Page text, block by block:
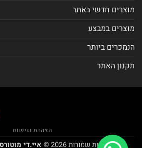
מוצרים חדשי באתר
מוצרים במבצע
הנמכרים ביותר
תקנון האתר
הצהרת נגישות
כל הזכויות שמורות 2026 © איי.די